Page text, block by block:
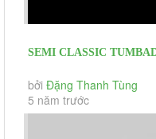
SEMI CLASSIC
KHÁCH SỰ KIỆN RA
bởi Đặng Thanh Tùng
5 năm trước